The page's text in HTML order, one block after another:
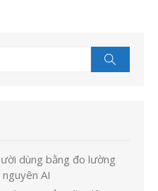
kiếm
dùng bằng đo lường
AI